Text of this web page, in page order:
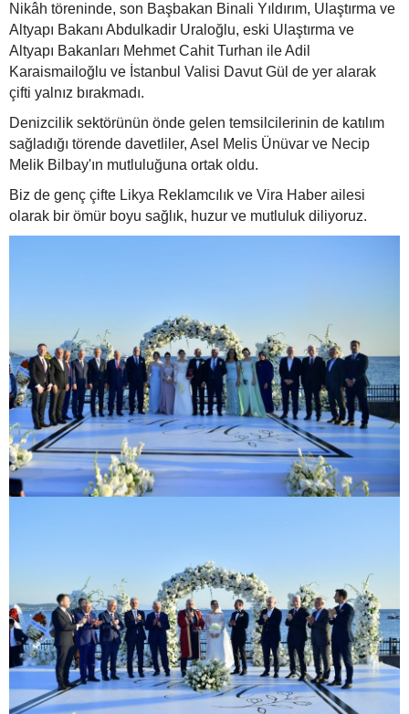
Nikâh töreninde, son Başbakan Binali Yıldırım, Ulaştırma ve
Altyapı Bakanı Abdulkadir Uraloğlu, eski Ulaştırma ve
Altyapı Bakanları Mehmet Cahit Turhan ile Adil
Karaismailoğlu ve İstanbul Valisi Davut Gül de yer alarak
çifti yalnız bırakmadı.
Denizcilik sektörünün önde gelen temsilcilerinin de katılım
sağladığı törende davetliler, Asel Melis Ünüvar ve Necip
Melik Bilbay'ın mutluluğuna ortak oldu.
Biz de genç çifte Likya Reklamcılık ve Vira Haber ailesi
olarak bir ömür boyu sağlık, huzur ve mutluluk diliyoruz.